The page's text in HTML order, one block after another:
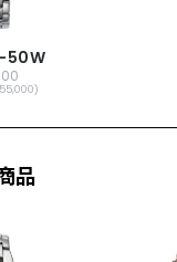
50W
55,000)
品